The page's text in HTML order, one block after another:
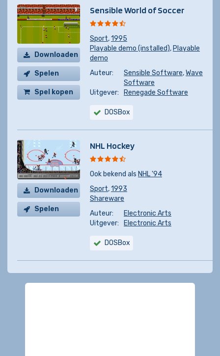
Downloaden
Spelen
Spel kopen
Sensible World of Soccer
Sport,1995
Playable demo (installed), Playable
demo
Auteur:
Sensible Software,Wave
Software
Uitgever:
Renegade Software
DOSBox
Downloaden
Spelen
NHL Hockey
Ook bekend als NHL '94
Sport,1993
Shareware
Auteur:
Electronic Arts
Uitgever:
Electronic Arts
DOSBox